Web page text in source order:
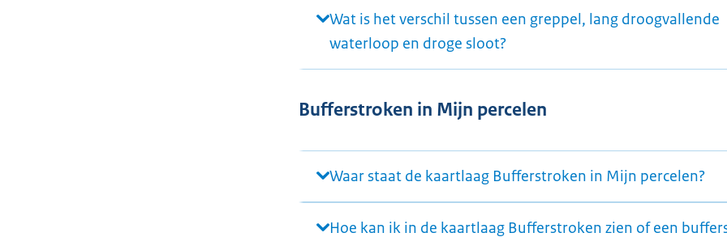
Wat is het verschil tussen een greppel, lang droogvallende
waterloop en droge sloot?
Bufferstroken in Mijn percelen
Waar staat de kaartlaag Bufferstroken in Mijn percelen?
Hoe kan ik in de kaartlaag Bufferstroken zien of een